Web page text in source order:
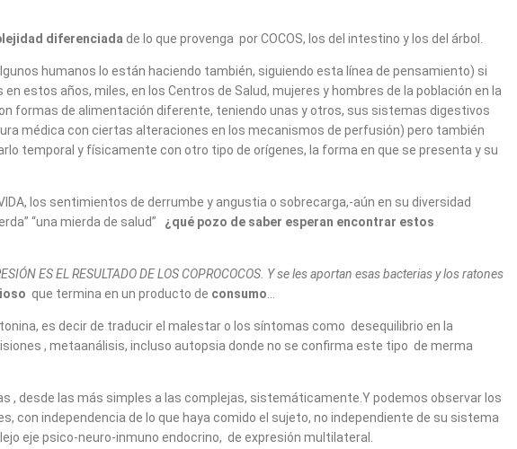
diferenciada de lo que provenga por COCOS, los del intestino y los del árbol.
humanos lo están haciendo también, siguiendo esta línea de pensamiento) si
estos años, miles, en los Centros de Salud, mujeres y hombres de la población en la
formas de alimentación diferente, teniendo unas y otros, sus sistemas digestivos
médica con ciertas alteraciones en los mecanismos de perfusión) pero también
temporal y físicamente con otro tipo de orígenes, la forma en que se presenta y su
los sentimientos de derrumbe y angustia o sobrecarga,-aún en su diversidad
“una mierda de salud” ¿qué pozo de saber esperan encontrar estos
ES EL RESULTADO DE LOS COPROCOCOS. Y se les aportan esas bacterias y los ratones
que termina en un producto de consumo
es decir de traducir el malestar o los síntomas como desequilibrio en la
, metaanálisis, incluso autopsia donde no se confirma este tipo de merma
, desde las más simples a las complejas, sistemáticamente.Y podemos observar los
independencia de lo que haya comido el sujeto, no independiente de su sistema
eje psico-neuro-inmuno endocrino, de expresión multilateral.